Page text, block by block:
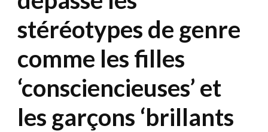
stéréotypes de genre
comme les filles
‘consciencieuses’ et
les garçons ‘brillants